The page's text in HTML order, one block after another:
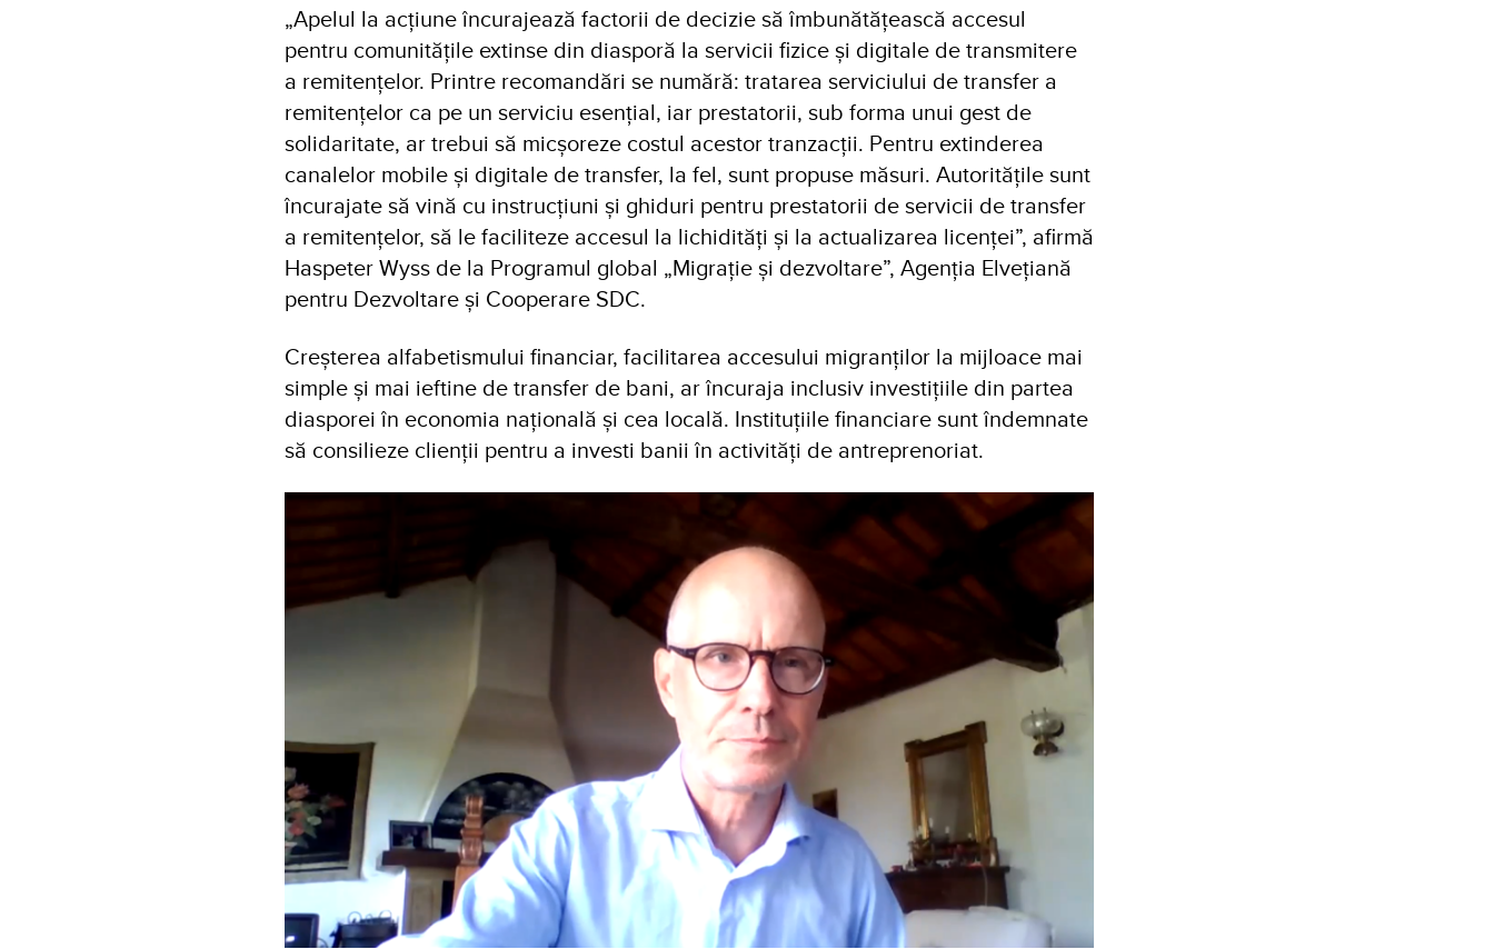
„Apelul la acțiune încurajează factorii de decizie să îmbunătățească accesul
pentru comunitățile extinse din diasporă la servicii fizice și digitale de transmitere
a remitențelor. Printre recomandări se numără: tratarea serviciului de transfer a
remitențelor ca pe un serviciu esențial, iar prestatorii, sub forma unui gest de
solidaritate, ar trebui să micșoreze costul acestor tranzacții. Pentru extinderea
canalelor mobile și digitale de transfer, la fel, sunt propuse măsuri. Autoritățile sunt
încurajate să vină cu instrucțiuni și ghiduri pentru prestatorii de servicii de transfer
a remitențelor, să le faciliteze accesul la lichidități și la actualizarea licenței”, afirmă
Haspeter Wyss de la Programul global „Migrație și dezvoltare”, Agenția Elvețiană
pentru Dezvoltare și Cooperare SDC.
Creșterea alfabetismului financiar, facilitarea accesului migranților la mijloace mai
simple și mai ieftine de transfer de bani, ar încuraja inclusiv investițiile din partea
diasporei în economia națională și cea locală. Instituțiile financiare sunt îndemnate
să consilieze clienții pentru a investi banii în activități de antreprenoriat.